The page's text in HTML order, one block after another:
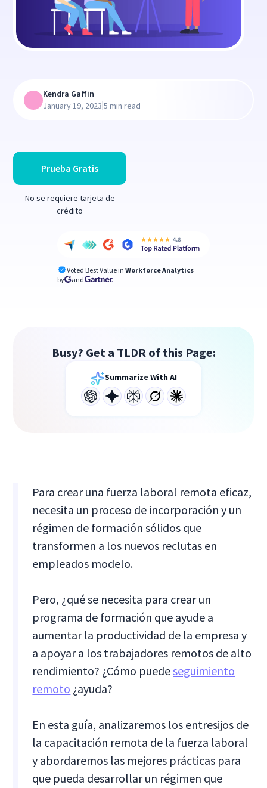
Prueba Gratis
No se requiere tarjeta de
crédito
Voted Best Value in Workforce Analytics
by
and
Kendra Gaffin
January 19, 2023|5 min read
Busy? Get a TLDR of this Page:
Summarize With AI
Para crear una fuerza laboral remota eficaz,
necesita un proceso de incorporación y un
régimen de formación sólidos que
transformen a los nuevos reclutas en
empleados modelo.
Pero, ¿qué se necesita para crear un
programa de formación que ayude a
aumentar la productividad de la empresa y
a apoyar a los trabajadores remotos de alto
rendimiento? ¿Cómo puedeseguimiento
remoto ¿ayuda?
En esta guía, analizaremos los entresijos de
la capacitación remota de la fuerza laboral
y abordaremos las mejores prácticas para
que pueda desarrollar un régimen que